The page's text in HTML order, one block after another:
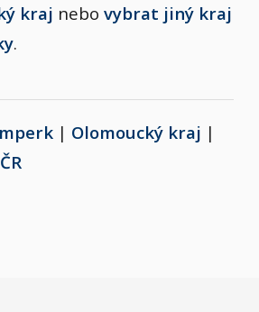
kraj nebo vybrat jiný kraj
.
| Olomoucký kraj |